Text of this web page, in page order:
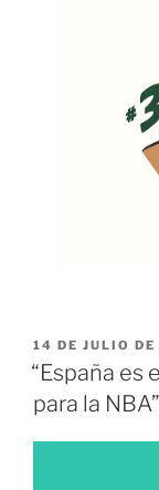
PUBLICADO
EL
14 DE JULIO
“España es
para la NBA”